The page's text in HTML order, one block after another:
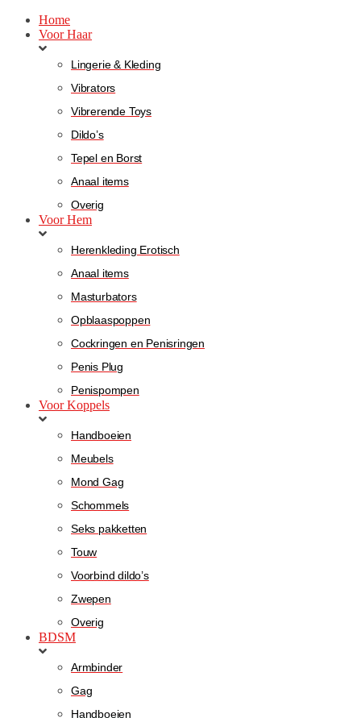
Home
Voor Haar
Lingerie & Kleding
Vibrators
Vibrerende Toys
Dildo’s
Tepel en Borst
Anaal items
Overig
Voor Hem
Herenkleding Erotisch
Anaal items
Masturbators
Opblaaspoppen
Cockringen en Penisringen
Penis Plug
Penispompen
Voor Koppels
Handboeien
Meubels
Mond Gag
Schommels
Seks pakketten
Touw
Voorbind dildo’s
Zwepen
Overig
BDSM
Armbinder
Gag
Handboeien